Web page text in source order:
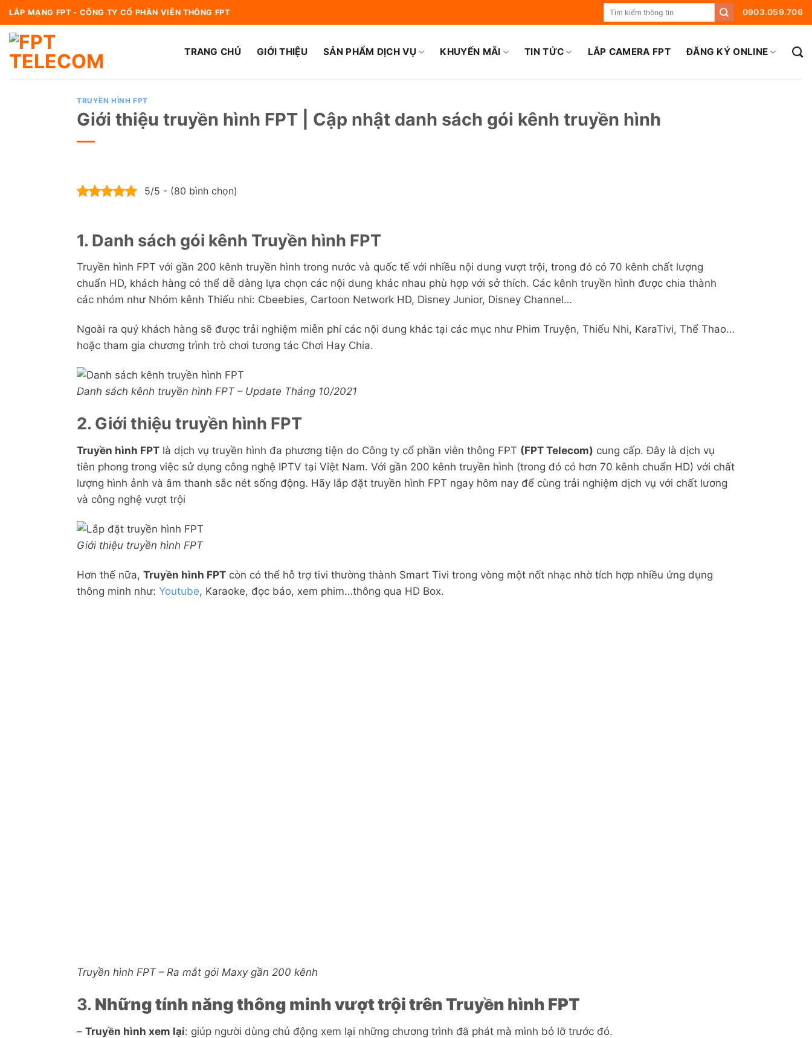
Bỏ
qua
nội
dung
LẮP MẠNG FPT - CÔNG TY CỔ PHẦN VIỄN THÔNG FPT 0903.059.706
TRANG CHỦ GIỚI THIỆU SẢN PHẨM DỊCH VỤ KHUYẾN MÃI TIN TỨC LẮP CAMERA FPT ĐĂNG KÝ ONLINE
TRUYỀN HÌNH FPT
Giới thiệu truyền hình FPT | Cập nhật danh sách gói kênh truyền hình
5/5 - (80 bình chọn)
1. Danh sách gói kênh Truyền hình FPT
Truyền hình FPT với gần 200 kênh truyền hình trong nước và quốc tế với nhiều nội dung vượt trội, trong đó có 70 kênh chất lượng
chuẩn HD, khách hàng có thể dễ dàng lựa chọn các nội dung khác nhau phù hợp với sở thích. Các kênh truyền hình được chia thành
các nhóm như Nhóm kênh Thiếu nhi: Cbeebies, Cartoon Network HD, Disney Junior, Disney Channel…
Ngoài ra quý khách hàng sẽ được trải nghiệm miễn phí các nội dung khác tại các mục như Phim Truyện, Thiếu Nhi, KaraTivi, Thể Thao…
hoặc tham gia chương trình trò chơi tương tác Chơi Hay Chia.
Danh sách kênh truyền hình FPT – Update Tháng 10/2021
2. Giới thiệu truyền hình FPT
Truyền hình FPT là dịch vụ truyền hình đa phương tiện do Công ty cổ phần viễn thông FPT (FPT Telecom) cung cấp. Đây là dịch vụ
tiên phong trong việc sử dụng công nghệ IPTV tại Việt Nam. Với gần 200 kênh truyền hình (trong đó có hơn 70 kênh chuẩn HD) với chất
lượng hình ảnh và âm thanh sắc nét sống động. Hãy lắp đặt truyền hình FPT ngay hôm nay để cùng trải nghiệm dịch vụ với chất lương
và công nghệ vượt trội
Giới thiệu truyền hình FPT
Hơn thế nữa, Truyền hình FPT còn có thể hỗ trợ tivi thường thành Smart Tivi trong vòng một nốt nhạc nhờ tích hợp nhiều ứng dụng
thông minh như: Youtube, Karaoke, đọc báo, xem phim…thông qua HD Box.
Truyền hình FPT – Ra mắt gói Maxy gần 200 kênh
3. Những tính năng thông minh vượt trội trên Truyền hình FPT
– Truyền hình xem lại: giúp người dùng chủ động xem lại những chương trình đã phát mà mình bỏ lỡ trước đó.